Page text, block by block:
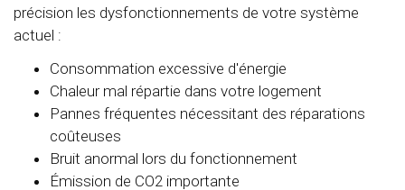
précision les dysfonctionnements de votre système
actuel :
Consommation excessive d'énergie
Chaleur mal répartie dans votre logement
Pannes fréquentes nécessitant des réparations
coûteuses
Bruit anormal lors du fonctionnement
Émission de CO2 importante